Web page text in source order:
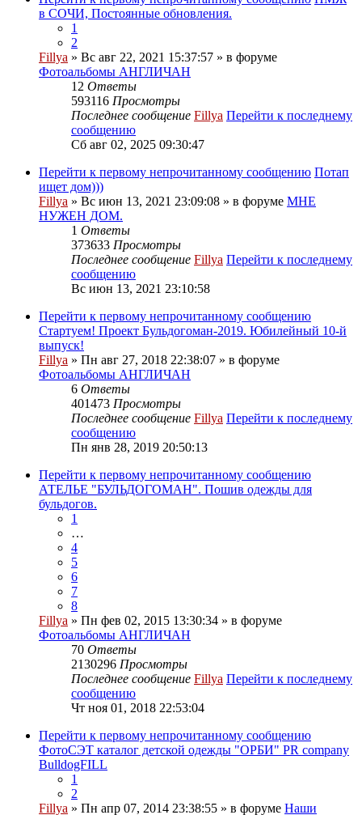
в СОЧИ, Постоянные обновления.
1
2
Fillya » Вс авг 22, 2021 15:37:57 » в форуме
Фотоальбомы АНГЛИЧАН
12 Ответы
593116 Просмотры
Последнее сообщение Fillya Перейти к последнему
сообщению
Сб авг 02, 2025 09:30:47
Перейти к первому непрочитанному сообщению Потап
ищет дом)))
Fillya » Вс июн 13, 2021 23:09:08 » в форуме МНЕ
НУЖЕН ДОМ.
1 Ответы
373633 Просмотры
Последнее сообщение Fillya Перейти к последнему
сообщению
Вс июн 13, 2021 23:10:58
Перейти к первому непрочитанному сообщению
Стартуем! Проект Бульдогоман-2019. Юбилейный 10-й
выпуск!
Fillya » Пн авг 27, 2018 22:38:07 » в форуме
Фотоальбомы АНГЛИЧАН
6 Ответы
401473 Просмотры
Последнее сообщение Fillya Перейти к последнему
сообщению
Пн янв 28, 2019 20:50:13
Перейти к первому непрочитанному сообщению
АТЕЛЬЕ "БУЛЬДОГОМАН". Пошив одежды для
бульдогов.
1
…
4
5
6
7
8
Fillya » Пн фев 02, 2015 13:30:34 » в форуме
Фотоальбомы АНГЛИЧАН
70 Ответы
2130296 Просмотры
Последнее сообщение Fillya Перейти к последнему
сообщению
Чт ноя 01, 2018 22:53:04
Перейти к первому непрочитанному сообщению
ФотоСЭТ каталог детской одежды "ОРБИ" PR company
BulldogFILL
1
2
Fillya » Пн апр 07, 2014 23:38:55 » в форуме Наши